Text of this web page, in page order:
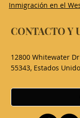
CONTACTO Y
12800 Whitewater
55343, Estados
Inmigración en el